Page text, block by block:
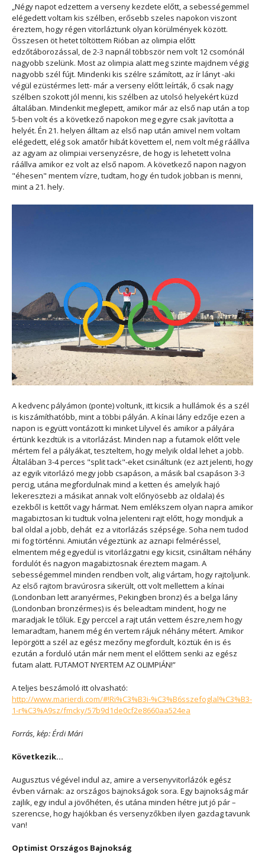
„Négy napot edzettem a verseny kezdete előtt, a sebességemmel
elégedett voltam kis szélben, erősebb szeles napokon viszont
éreztem, hogy régen vitorláztunk olyan körülmények között.
Összesen öt hetet töltöttem Rióban az olimpia előtt
edzőtáborozással, de 2-3 napnál többször nem volt 12 csomónál
nagyobb szelünk. Most az olimpia alatt meg szinte majdnem végig
nagyobb szél fújt. Mindenki kis szélre számított, az ír lányt -aki
végül ezüstérmes lett- már a verseny előtt leírták, ő csak nagy
szélben szokott jól menni, kis szélben az utolsó helyekért küzd
általában. Mindenkit meglepett, amikor már az első nap után a top
5-ben volt és a következő napokon meg egyre csak javította a
helyét. Én 21. helyen álltam az első nap után amivel nem voltam
elégedett, elég sok amatőr hibát követtem el, nem volt még ráállva
az agyam az olimpiai versenyzésre, de hogy is lehetett volna
ráállva amikor ez volt az első napom. A következő napon nagyon
"éhesen" mentem vízre, tudtam, hogy én tudok jobban is menni,
mint a 21. hely.
A kedvenc pályámon (ponte) voltunk, itt kicsik a hullámok és a szél
is kiszámíthatóbb, mint a többi pályán. A kínai lány edzője ezen a
napon is együtt vontázott ki minket Lilyvel és amikor a pályára
értünk kezdtük is a vitorlázást. Minden nap a futamok előtt vele
mértem fel a pályákat, teszteltem, hogy melyik oldal lehet a jobb.
Általában 3-4 perces "split tack"-eket csináltunk (ez azt jelenti, hogy
az egyik vitorlázó megy jobb csapáson, a másik bal csapáson 3-3
percig, utána megfordulnak mind a ketten és amelyik hajó
lekeresztezi a másikat annak volt előnyösebb az oldala) és
ezekből is kettőt vagy hármat. Nem emlékszem olyan napra amikor
magabiztosan ki tudtuk volna jelenteni rajt előtt, hogy mondjuk a
bal oldal a jobb, dehát ez a vitorlázás szépsége. Soha nem tudod
mi fog történni. Amiután végeztünk az aznapi felméréssel,
elmentem még egyedül is vitorlázgatni egy kicsit, csináltam néhány
fordulót és nagyon magabiztosnak éreztem magam. A
sebességemmel minden rendben volt, alig vártam, hogy rajtoljunk.
Az első rajtom bravúrosra sikerült, ott volt mellettem a kínai
(Londonban lett aranyérmes, Pekingben bronz) és a belga lány
(Londonban bronzérmes) is és beleadtam mindent, hogy ne
maradjak le tőlük. Egy perccel a rajt után vettem észre,nem hogy
lemaradtam, hanem még én vertem rájuk néhány métert. Amikor
lepörgött a szél az egész mezőny megfordult, köztük én is és
ezután a forduló után már nem ment el előttem senki az egész
futam alatt. FUTAMOT NYERTEM AZ OLIMPIÁN!”
A teljes beszámoló itt olvasható:
http://www.marierdi.com/#!Ri%C3%B3i-%C3%B6sszefoglal%C3%B3-
1-r%C3%A9sz/fmcky/57b9d1de0cf2e8660aa524ea
Forrás, kép: Érdi Mári
Következik…
Augusztus végével indul az, amire a versenyvitorlázók egész
évben várnak: az országos bajnokságok sora. Egy bajnokság már
zajlik, egy indul a jövőhéten, és utána minden hétre jut jó pár –
szerencse, hogy hajókban és versenyzőkben ilyen gazdag tavunk
van!
Optimist Országos Bajnokság